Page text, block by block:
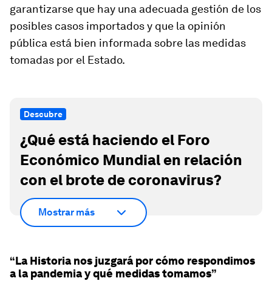
garantizarse que hay una adecuada gestión de los
posibles casos importados y que la opinión
pública está bien informada sobre las medidas
tomadas por el Estado.
Descubre
¿Qué está haciendo el Foro
Económico Mundial en relación
con el brote de coronavirus?
Mostrar más
“La Historia nos juzgará por cómo respondimos
a la pandemia y qué medidas tomamos”